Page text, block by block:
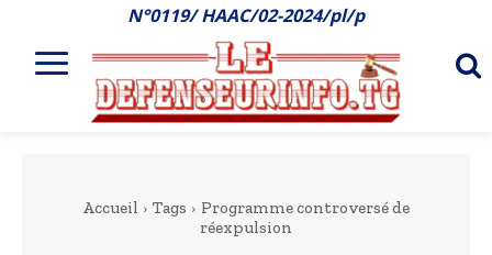
N°0119/ HAAC/02-2024/pl/p
Accueil Tags
Programme controversé de
réexpulsion